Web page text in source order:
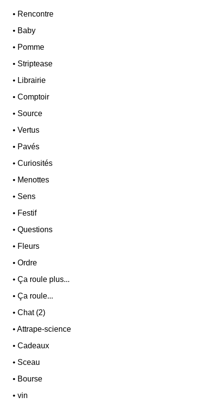
• Rencontre
• Baby
• Pomme
• Striptease
• Librairie
•Comptoir
• Source
•Vertus
• Pavés
•Curiosités
• Menottes
• Sens
• Festif
•Questions
• Fleurs
•Ordre
•Ça roule plus...
•Ça roule...
•Chat (2)
•Attrape-science
•Cadeaux
• Sceau
• Bourse
•vin